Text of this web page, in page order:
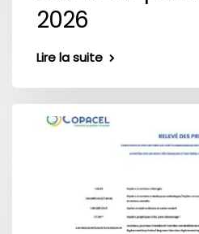
2026
Lire la suite